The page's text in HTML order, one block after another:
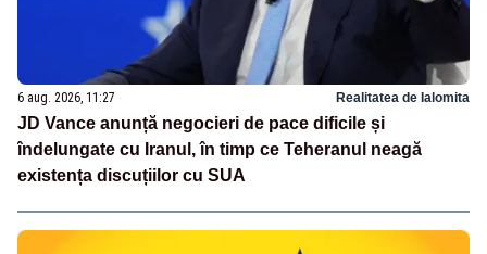
6 aug. 2026, 11:27 Realitatea de Ialomita
JD Vance anunță negocieri de pace dificile și
îndelungate cu Iranul, în timp ce Teheranul neagă
existența discuțiilor cu SUA